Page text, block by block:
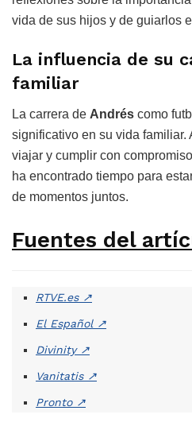
vida de sus hijos y de guiarlos
La influencia de su
familiar
La carrera de Andrés como
significativo en su vida familiar.
viajar y cumplir con
ha encontrado tiempo para
de momentos juntos.
Fuentes del
RTVE.es ↗
El Español ↗
Divinity ↗
Vanitatis ↗
Pronto ↗